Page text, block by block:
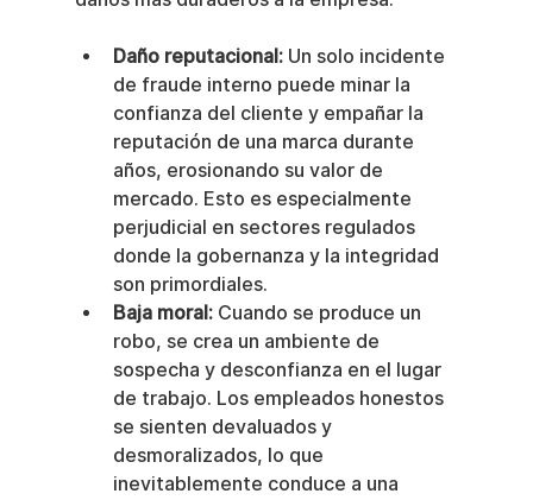
Daño reputacional: Un solo incidente
de fraude interno puede minar la
confianza del cliente y empañar la
reputación de una marca durante
años, erosionando su valor de
mercado. Esto es especialmente
perjudicial en sectores regulados
donde la gobernanza y la integridad
son primordiales.
Baja moral: Cuando se produce un
robo, se crea un ambiente de
sospecha y desconfianza en el lugar
de trabajo. Los empleados honestos
se sienten devaluados y
desmoralizados, lo que
inevitablemente conduce a una